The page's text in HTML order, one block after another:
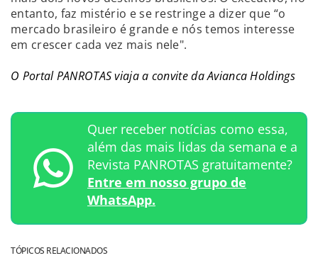
entanto, faz mistério e se restringe a dizer que “o
mercado brasileiro é grande e nós temos interesse
em crescer cada vez mais nele".
O Portal PANROTAS viaja a convite da Avianca Holdings
Quer receber notícias como essa,
além das mais lidas da semana e a
Revista PANROTAS gratuitamente?
Entre em nosso grupo de
WhatsApp.
TÓPICOS RELACIONADOS